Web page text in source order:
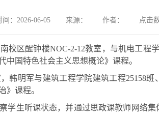
间：2026-06-05 来源： 作者： 点击数
校区醒钟楼NOC-2-12教室，与机电工程
中国特色社会主义思想概论》课程。
韩明军与建筑工程学院建筑工程25158班、
》课程。
学生听课状态，并通过思政课教师网络